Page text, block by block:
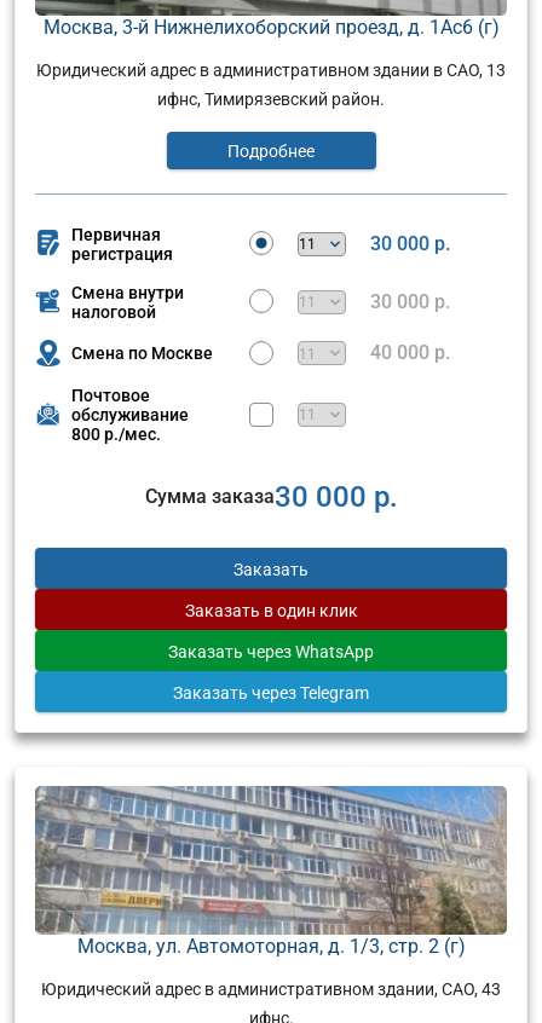
Москва, 3-й Нижнелихоборский проезд, д. 1Ас6 (г)
Юридический адрес в административном здании в САО, 13
ифнс, Тимирязевский район.
Подробнее
Первичная
регистрация
30 000 р.
Смена внутри
налоговой
30 000 р.
Смена по Москве 40 000 р.
Почтовое
обслуживание
800 р./мес.
Сумма заказа30 000 р.
Заказать
Заказать в один клик
Заказать через WhatsApp
Заказать через Telegram
Москва, ул. Автомоторная, д. 1/3, стр. 2 (г)
Юридический адрес в административном здании, САО, 43
ифнс.